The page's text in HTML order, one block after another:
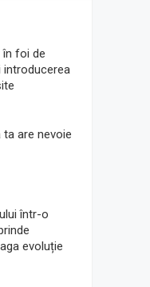
în foi de
introducerea
are nevoie
într-o
evoluție